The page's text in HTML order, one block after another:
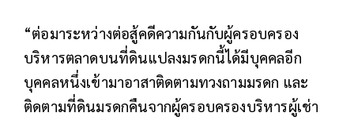
“ต่อมาระหว่างต่อสู้คดีความกันกับผู้ครอบครอง
บริหารตลาดบนที่ดินแปลงมรดกนี้ได้มีบุคคลอีก
บุคคลหนึ่งเข้ามาอาสาติดตามทวงถามมรดก และ
ติดตามที่ดินมรดกคืนจากผู้ครอบครองบริหารผู้เช่า